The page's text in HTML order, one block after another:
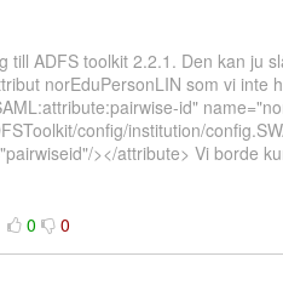
till ADFS toolkit 2.2.1. Den kan ju
norEduPersonLIN som vi inte
id"
config/institution/
></attribute> Vi borde
0 0